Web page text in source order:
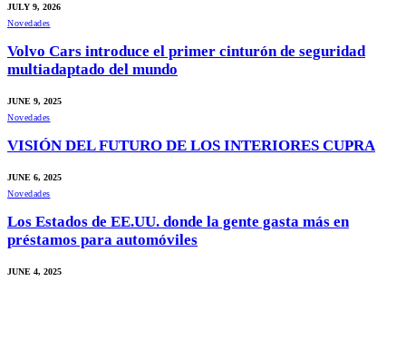
JULY 9, 2026
Novedades
Volvo Cars introduce el primer cinturón de seguridad
multiadaptado del mundo
JUNE 9, 2025
Novedades
VISIÓN DEL FUTURO DE LOS INTERIORES CUPRA
JUNE 6, 2025
Novedades
Los Estados de EE.UU. donde la gente gasta más en
préstamos para automóviles
JUNE 4, 2025